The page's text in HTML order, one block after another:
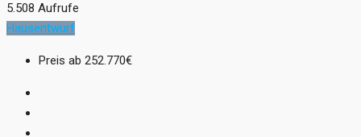
5.508 Aufrufe
Hausentwurf
Preis ab 252.770€